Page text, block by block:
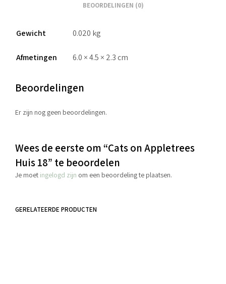
BEOORDELINGEN (0)
Gewicht 0.020 kg
Afmetingen 6.0 × 4.5 × 2.3 cm
Beoordelingen
Er zijn nog geen beoordelingen.
Wees de eerste om “Cats on Appletrees
Huis 18” te beoordelen
Je moet ingelogd zijn om een beoordeling te plaatsen.
GERELATEERDE PRODUCTEN